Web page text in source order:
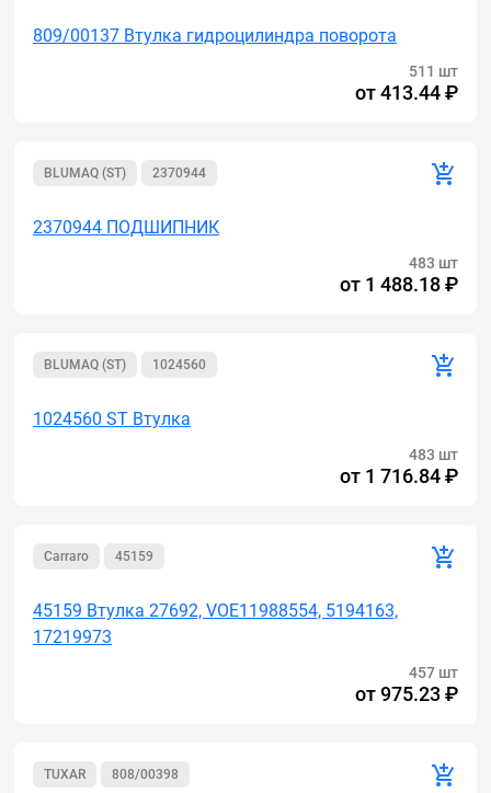
809/00137 Втулка гидроцилиндра поворота
511 шт
от413.44 ₽
BLUMAQ (ST) 2370944
2370944 ПОДШИПНИК
483 шт
от 1 488.18 ₽
BLUMAQ (ST) 1024560
1024560 ST Втулка
483 шт
от 1 716.84 ₽
Carraro 45159
45159 Втулка 27692, VOE11988554, 5194163,
17219973
457 шт
от975.23 ₽
TUXAR 808/00398